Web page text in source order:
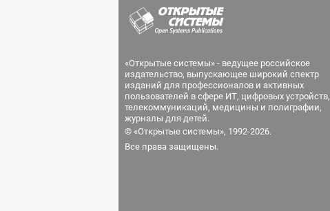
«Открытые системы» - ведущее российское
издательство, выпускающее широкий спектр
изданий для профессионалов и активных
пользователей в сфере ИТ, цифровых устройств,
телекоммуникаций, медицины и полиграфии,
журналы для детей.
© «Открытые системы», 1992-2026.
Все права защищены.